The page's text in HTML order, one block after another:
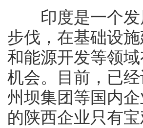
印度是一个发
步伐，在基础设
和能源开发等领
机会。目前，已
州坝集团等国内
的陕西企业只有